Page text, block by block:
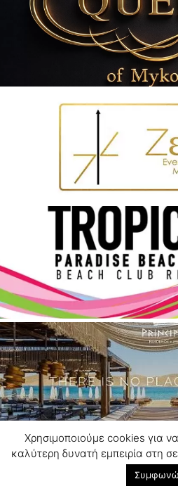
Χρησιμοποιούμε cookies για
καλύτερη δυνατή εμπειρία στη
Συμφωνώ